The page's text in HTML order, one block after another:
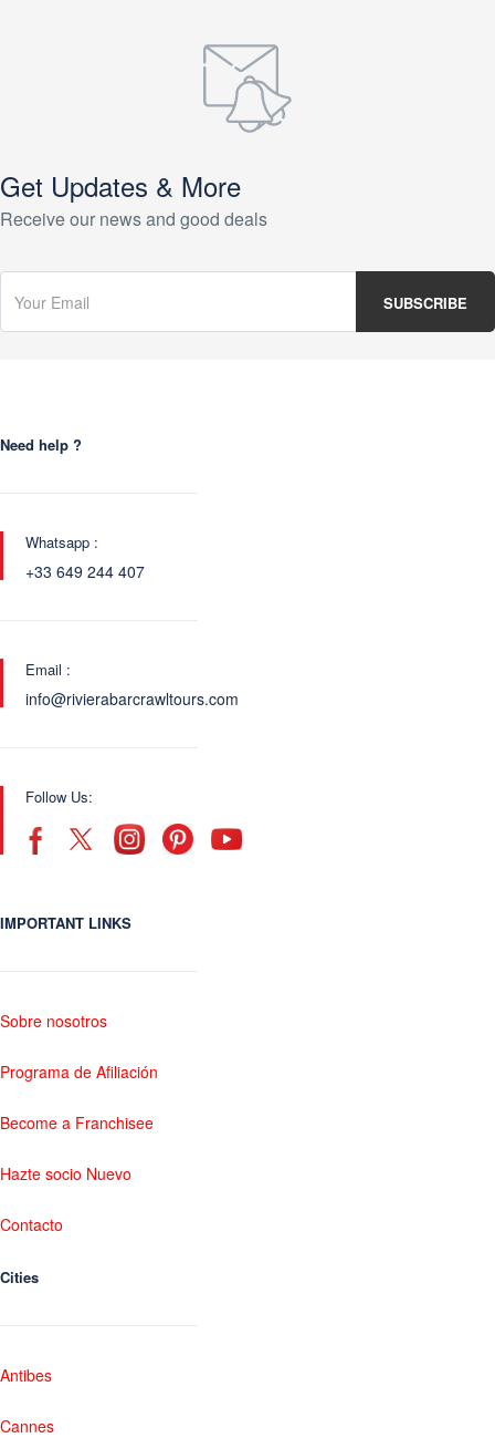
Get Updates & More
Receive our news and good deals
Need help ?
Whatsapp :
+33 649 244 407
Email :
info@rivierabarcrawltours.com
Follow Us:
IMPORTANT LINKS
Sobre nosotros
Programa de Afiliación
Become a Franchisee
Hazte socio Nuevo
Contacto
Cities
Antibes
Cannes